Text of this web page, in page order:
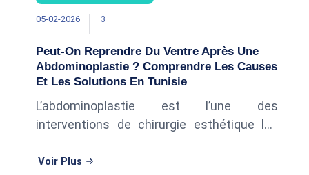
05-02-2026 3
Peut-On Reprendre Du Ventre Après Une
Abdominoplastie ? Comprendre Les Causes
Et Les Solutions En Tunisie
L’abdominoplastie est l’une des
interventions de chirurgie esthétique les
plat et une silhouette harmonieuse. Elle
Voir Plus